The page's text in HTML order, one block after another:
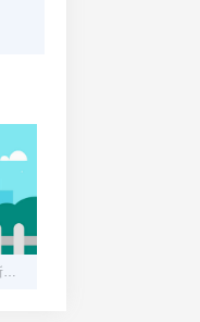
美国服务器公司：技术创新引领行业潮流